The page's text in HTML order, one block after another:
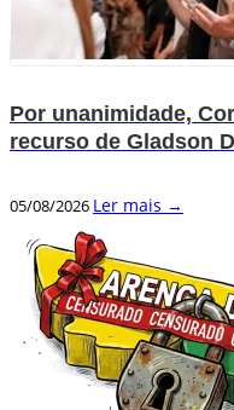
Por unanimidade,
recurso de Gladson
05/08/2026 Ler mais →